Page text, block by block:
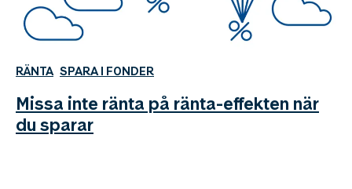
RÄNTA SPARA I FONDER
Missa inte ränta på ränta-effekten när
du sparar